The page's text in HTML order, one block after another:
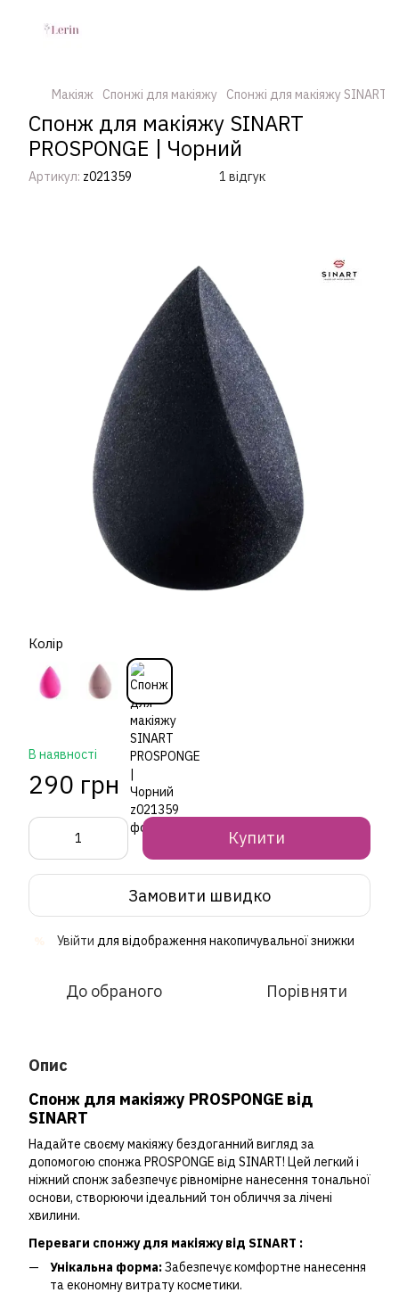
Макіяж Спонжі для макіяжу Спонжі для макіяжу SINART
Спонж для макіяжу SINART
PROSPONGE | Чорний
Артикул: z021359 1 відгук
Колір
В наявності
290 грн
Купити
Замовити швидко
Увійти для відображення накопичувальної знижки
До обраного Порівняти
Опис
Спонж для макіяжу PROSPONGE від
SINART
Надайте своєму макіяжу бездоганний вигляд за
допомогою спонжа PROSPONGE від SINART! Цей легкий і
ніжний спонж забезпечує рівномірне нанесення тональної
основи, створюючи ідеальний тон обличчя за лічені
хвилини.
Переваги спонжу для макіяжу від SINART :
Унікальна форма:Забезпечує комфортне нанесення
та економну витрату косметики.